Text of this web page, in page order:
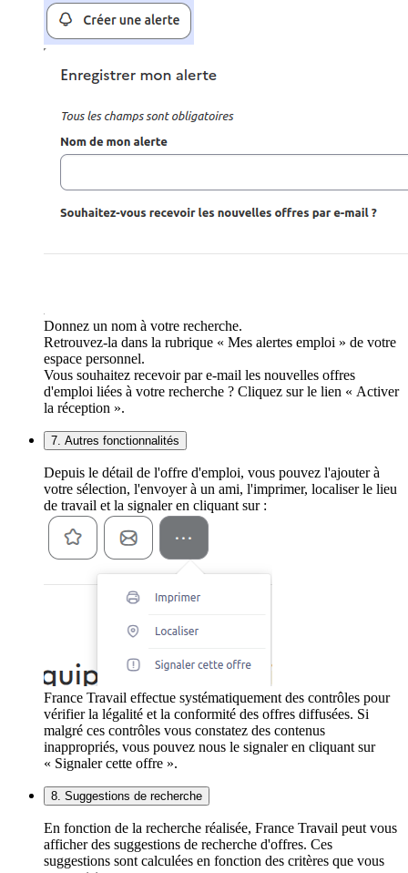
Donnez un nom à votre recherche.
Retrouvez-la dans la rubrique « Mes alertes emploi » de votre
espace personnel.
Vous souhaitez recevoir par e-mail les nouvelles offres
d'emploi liées à votre recherche ? Cliquez sur le lien « Activer
la réception ».
7. Autres fonctionnalités
Depuis le détail de l'offre d'emploi, vous pouvez l'ajouter à
votre sélection, l'envoyer à un ami, l'imprimer, localiser le lieu
de travail et la signaler en cliquant sur :
France Travail effectue systématiquement des contrôles pour
vérifier la légalité et la conformité des offres diffusées. Si
malgré ces contrôles vous constatez des contenus
inappropriés, vous pouvez nous le signaler en cliquant sur
« Signaler cette offre ».
8. Suggestions de recherche
En fonction de la recherche réalisée, France Travail peut vous
afficher des suggestions de recherche d'offres. Ces
suggestions sont calculées en fonction des critères que vous